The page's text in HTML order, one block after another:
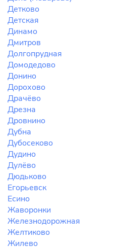
Детково
Детская
Динамо
Дмитров
Долгопрудная
Домодедово
Донино
Дорохово
Драчёво
Дрезна
Дровнино
Дубна
Дубосеково
Дудино
Дулёво
Дюдьково
Егорьевск
Есино
Жаворонки
Железнодорожная
Желтиково
Жилево